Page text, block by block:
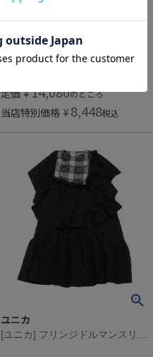
ユニカ
[ユニカ] フリンジドルマンスリーブワンピース ブラックブルー(74)
定価 ¥14,080のところ
当店特別価格 ¥ 8,448税込
ユニカ